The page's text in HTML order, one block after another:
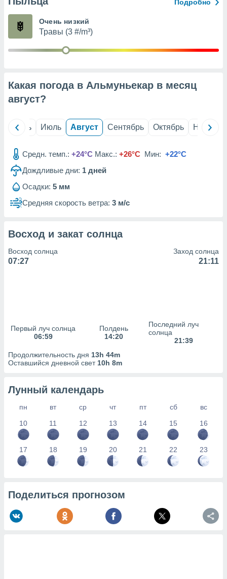
из
рекламы
сведения
Подробно
Очень низкий
Травы (3 #/m³)
Какая погода в Альмуньекар в месяц
август?
Июнь Июль Август Сентябрь Октябрь Ноябрь
Средн. темп.: +24°C Макс.: +26°C Мин: +22°C
Дождливые дни: 1 дней
Осадки: 5 мм
Средняя скорость ветра: 3 м/с
Восход и закат солнца
Восход солнца
07:27
Заход солнца
21:11
Первый луч солнца
06:59
Полдень
14:20
Последний луч
солнца
21:39
Продолжительность дня 13h 44m
Оставшийся дневной свет 10h 8m
Лунный календарь
пн вт ср чт пт сб
вс
10
11 12 13 14 15 16
17 18 19 20 21 22 23
Поделиться прогнозом